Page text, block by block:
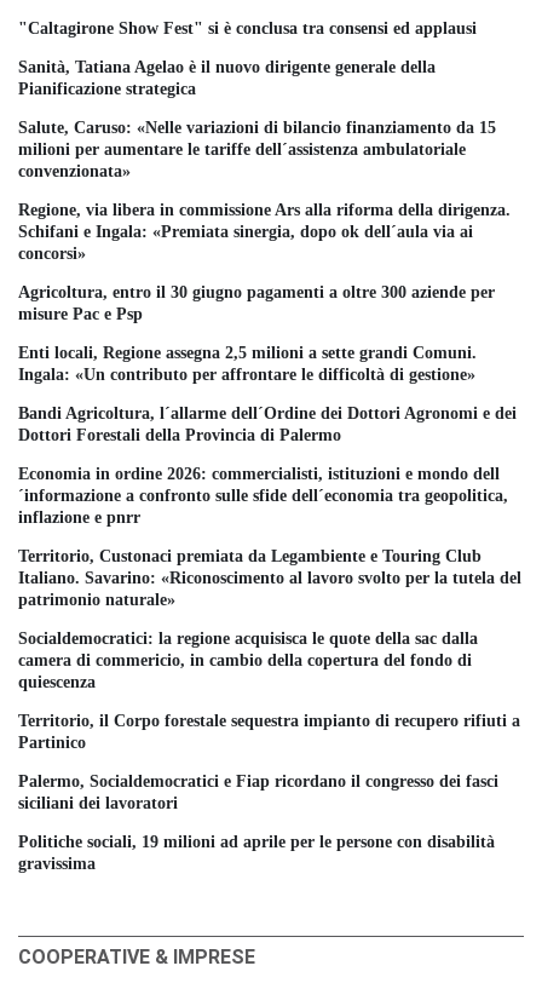
"Caltagirone Show Fest" si è conclusa tra consensi ed applausi
Sanità, Tatiana Agelao è il nuovo dirigente generale della
Pianificazione strategica
Salute, Caruso: «Nelle variazioni di bilancio finanziamento da 15
milioni per aumentare le tariffe dell´assistenza ambulatoriale
convenzionata»
Regione, via libera in commissione Ars alla riforma della dirigenza.
Schifani e Ingala: «Premiata sinergia, dopo ok dell´aula via ai
concorsi»
Agricoltura, entro il 30 giugno pagamenti a oltre 300 aziende per
misure Pac e Psp
Enti locali, Regione assegna 2,5 milioni a sette grandi Comuni.
Ingala: «Un contributo per affrontare le difficoltà di gestione»
Bandi Agricoltura, l´allarme dell´Ordine dei Dottori Agronomi e dei
Dottori Forestali della Provincia di Palermo
Economia in ordine 2026: commercialisti, istituzioni e mondo dell
´informazione a confronto sulle sfide dell´economia tra geopolitica,
inflazione e pnrr
Territorio, Custonaci premiata da Legambiente e Touring Club
Italiano. Savarino: «Riconoscimento al lavoro svolto per la tutela del
patrimonio naturale»
Socialdemocratici: la regione acquisisca le quote della sac dalla
camera di commericio, in cambio della copertura del fondo di
quiescenza
Territorio, il Corpo forestale sequestra impianto di recupero rifiuti a
Partinico
Palermo, Socialdemocratici e Fiap ricordano il congresso dei fasci
siciliani dei lavoratori
Politiche sociali, 19 milioni ad aprile per le persone con disabilità
gravissima
COOPERATIVE & IMPRESE